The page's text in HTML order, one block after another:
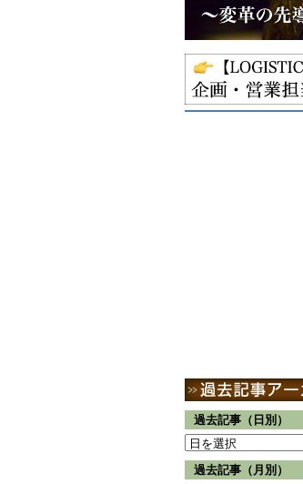
過去記事（日別）
過去記事（月別）